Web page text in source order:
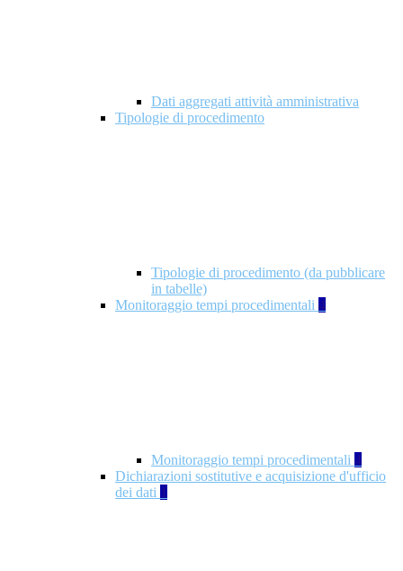
Dati aggregati attività amministrativa
Tipologie di procedimento
Tipologie di procedimento (da pubblicare
in tabelle)
Monitoraggio tempi procedimentali 4
Monitoraggio tempi procedimentali 4
Dichiarazioni sostitutive e acquisizione d'ufficio
dei dati 1